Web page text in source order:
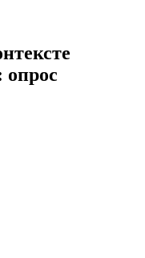
опрос